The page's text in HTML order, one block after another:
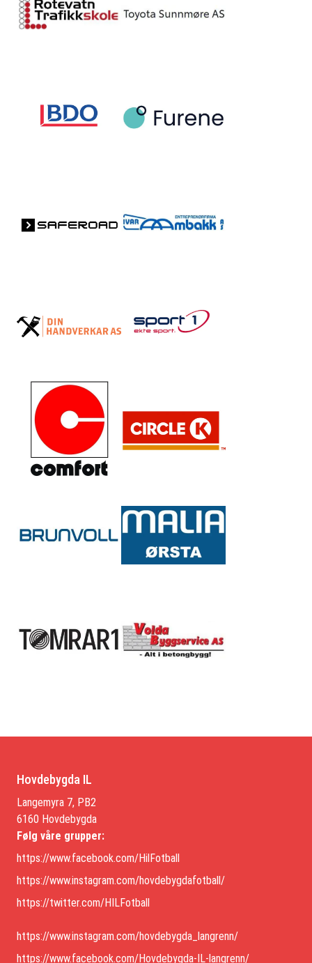
Hovdebygda IL
Langemyra 7, PB2
6160 Hovdebygda
Følg våre grupper:
https://www.facebook.com/HilFotball
https://www.instagram.com/hovdebygdafotball/
https://twitter.com/HILFotball
https://www.instagram.com/hovdebygda_langrenn/
https://www.facebook.com/Hovdebygda-IL-langrenn/